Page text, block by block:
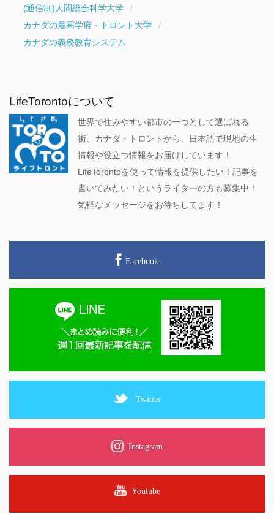
(通信制)人間総合科学大学
カナダの最高学府・トロント大学
カナダの義務教育システム
LifeTorontoについて
世界で住みやすい都市の一つとして選ばれる
街、カナダ・トロントから、日本語で現地の生
情報や役立つ情報をお届けしています！
LifeTorontoを使って情報を提供したい！記事を
書いてみたい！というライターの方も募集中！
気軽なメッセージをお待ちしてます！
Facebook
Twitter
Instagram
Youtube